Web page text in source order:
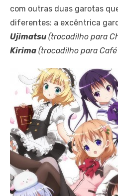
com outras duas garotas
diferentes: a excêntrica
Ujimatsu (trocadilho para
Kirima (trocadilho para Café